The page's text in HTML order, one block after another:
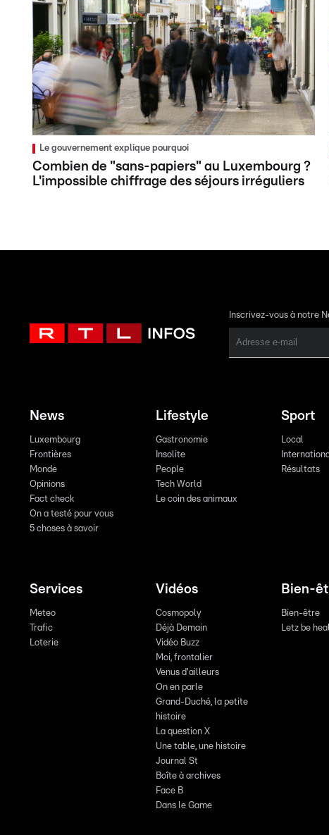
Le gouvernement explique pourquoi
Combien de "sans-papiers" au Luxembourg ?
L'impossible chiffrage des séjours irréguliers
Inscrivez-vous à notre
News
Luxembourg
Frontières
Monde
Opinions
Fact check
On a testé pour vous
5 choses à savoir
Lifestyle
Gastronomie
Insolite
People
Tech World
Le coin des animaux
Sport
Local
Résultats
Services
Meteo
Trafic
Loterie
Vidéos
Cosmopoly
Déjà Demain
Vidéo Buzz
Moi, frontalier
Venus d'ailleurs
On en parle
Grand-Duché, la petite
histoire
La question X
Une table, une histoire
Journal St
Boîte à archives
Face B
Dans le Game
Bien-
Bien-être
Letz be